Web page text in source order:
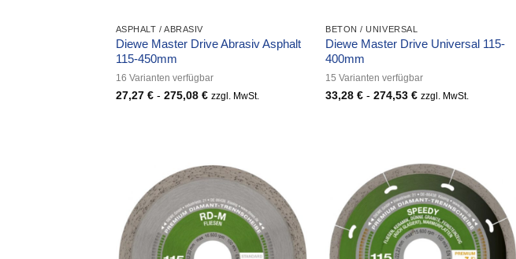
ASPHALT / ABRASIV
Diewe Master Drive Abrasiv Asphalt
115-450mm
16 Varianten verfügbar
27,27 €- 275,08 € zzgl. MwSt.
BETON / UNIVERSAL
Diewe Master Drive Universal 115-
400mm
15 Varianten verfügbar
33,28€ -274,53€ zzgl. MwSt.